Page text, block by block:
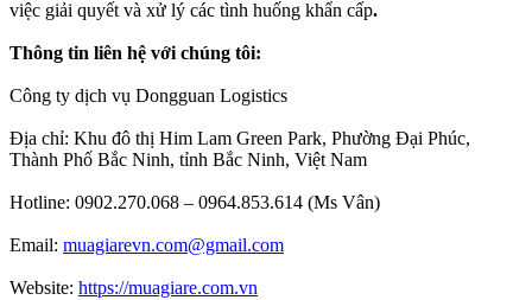
việc giải quyết và xử lý các tình huống khẩn cấp.
Thông tin liên hệ với chúng tôi:
Công ty dịch vụ Dongguan Logistics
Địa chỉ: Khu đô thị Him Lam Green Park, Phường Đại Phúc,
Thành Phố Bắc Ninh, tỉnh Bắc Ninh, Việt Nam
Hotline: 0902.270.068 – 0964.853.614 (Ms Vân)
Email: muagiarevn.com@gmail.com
Website: https://muagiare.com.vn